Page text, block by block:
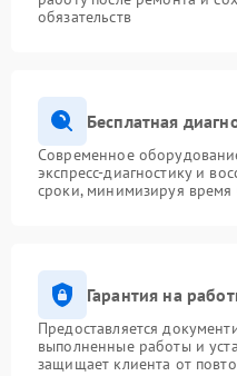
обязательств
Бесплатная
Современное
экспресс-диагностику и
сроки, минимизируя время
Гарантия на
Предоставляется
выполненные работы и
защищает клиента от